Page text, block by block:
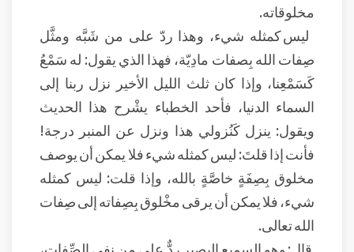
مخلوقاته.
ليس كمثله شيء، وهذا ردّ على من شَبَّه ومثَّل
صِفات الله بِصفات مادِيّة، فهذا الذي يقول: له سَمْعُ
كَسَمْعِنا، وإذا كان ثلث الليل الأخير نزل ربنا إلى
السماء الدنيا، فأحد الخطباء يشْرح هذا الحديث
ويقول: ينزل كَنُزولي هذا ونزل عن المنبر درجة!
فأنت إذا قلتَ: ليس كمثله شيء فلا يمكن أن يوصف
مخلوق بِصِفَةٍ خاصَّةٍ بالله، وإذا قلت: ليس كمثله
شيء، فلا يمكن أن يرقى مخْلوق بِصِفاته إلى صِفات
الله تعالى.